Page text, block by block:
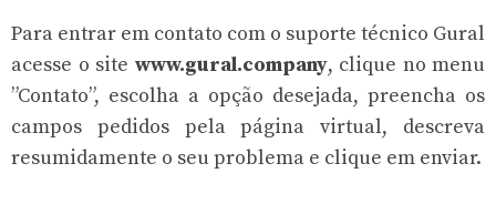
Para entrar em contato com o suporte técnico Gural
acesse o site www.gural.company, clique no menu
”Contato”, escolha a opção desejada, preencha os
campos pedidos pela página virtual, descreva
resumidamente o seu problema e clique em enviar.